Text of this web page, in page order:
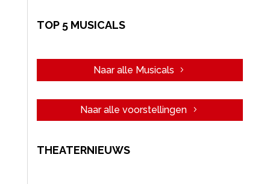
TOP 5 MUSICALS
Naar alle Musicals
Naar alle voorstellingen
THEATERNIEUWS